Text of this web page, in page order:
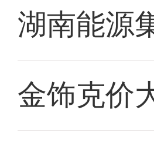
湖南能源
金饰克价